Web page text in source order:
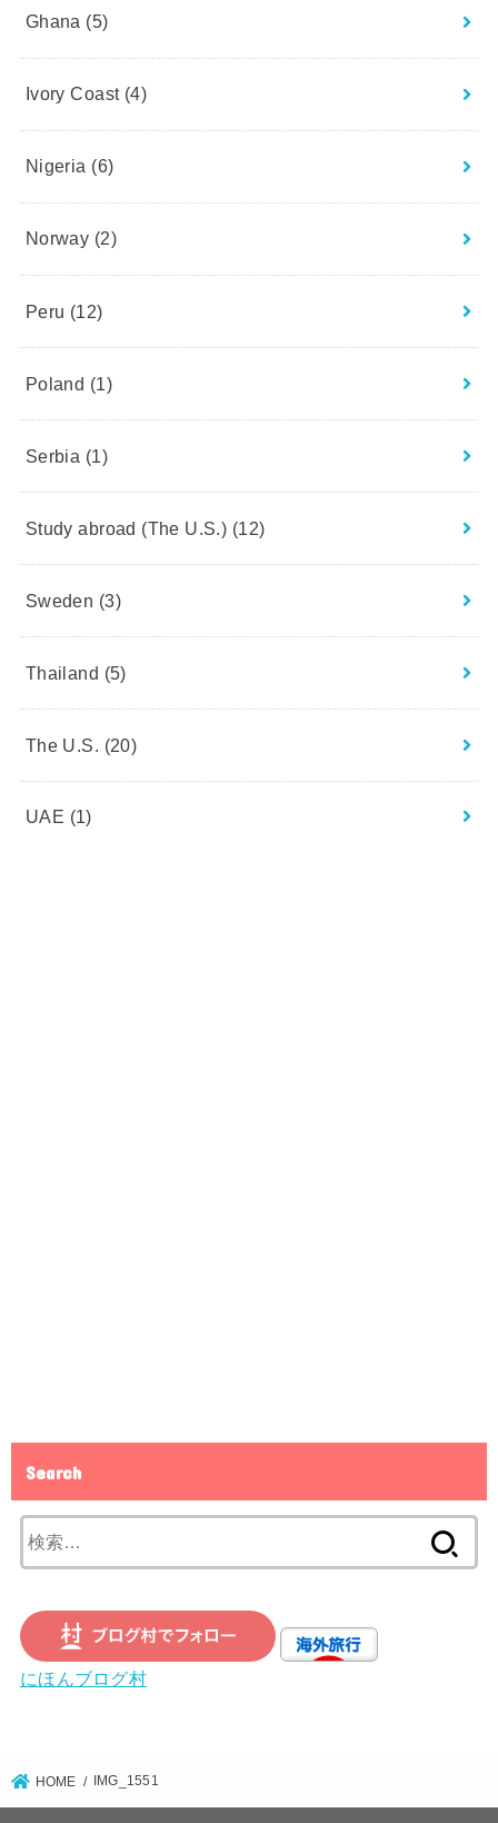
Ghana (5)
Ivory Coast (4)
Nigeria (6)
Norway (2)
Peru (12)
Poland (1)
Serbia (1)
Study abroad (The U.S.) (12)
Sweden (3)
Thailand (5)
The U.S. (20)
UAE (1)
Search
索:
にほんブログ村
HOME IMG_1551